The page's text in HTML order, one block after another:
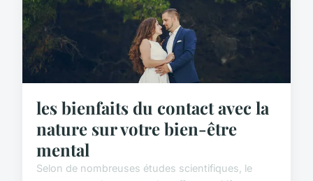
les bienfaits du contact avec la
nature sur votre bien-être
mental
Selon de nombreuses études scientifiques, le